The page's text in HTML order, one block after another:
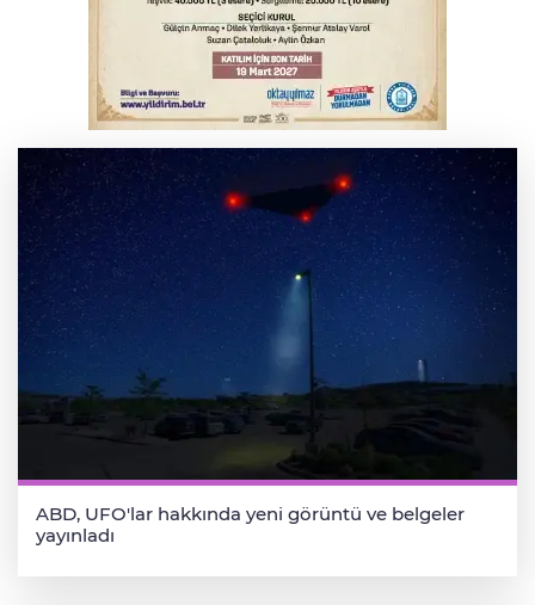
Yargıtay’dan primle çalışanlara müjde
Bursa’da bugün hava nasıl olacak?
ABD, UFO'lar hakkında yeni görüntü ve belgeler
yayınladı